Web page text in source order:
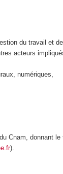
du travail et
acteurs
numériques,
Cnam, donnant le
).